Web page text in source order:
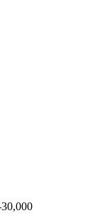
30,000